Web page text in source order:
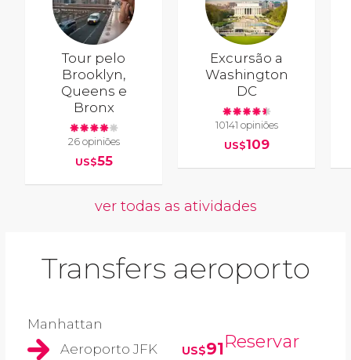
Tour pelo
Brooklyn,
Queens e
Bronx
26 opiniões
US$55
Excursão a
Washington
DC
10141 opiniões
US$109
ver todas as atividades
Transfers aeroporto
Manhattan
Aeroporto JFK
US$91Reservar